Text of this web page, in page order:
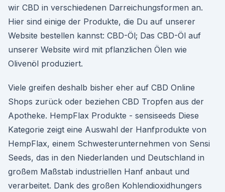
wir CBD in verschiedenen Darreichungsformen an.
Hier sind einige der Produkte, die Du auf unserer
Website bestellen kannst: CBD-Öl; Das CBD-Öl auf
unserer Website wird mit pflanzlichen Ölen wie
Olivenöl produziert.
Viele greifen deshalb bisher eher auf CBD Online
Shops zurück oder beziehen CBD Tropfen aus der
Apotheke. HempFlax Produkte - sensiseeds Diese
Kategorie zeigt eine Auswahl der Hanfprodukte von
HempFlax, einem Schwesterunternehmen von Sensi
Seeds, das in den Niederlanden und Deutschland in
großem Maßstab industriellen Hanf anbaut und
verarbeitet. Dank des großen Kohlendioxidhungers